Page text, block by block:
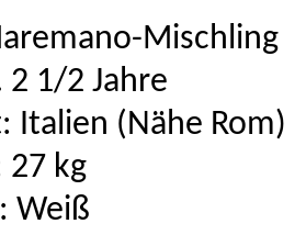
Mischling
1/2 Jahre
Italien (Nähe Rom)
27 kg
Weiß